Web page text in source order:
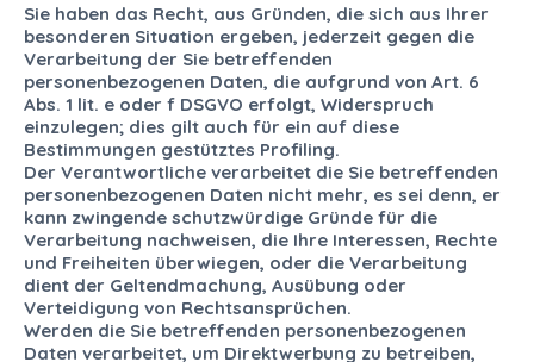
Sie haben das Recht, aus Gründen, die sich aus Ihrer
besonderen Situation ergeben, jederzeit gegen die
Verarbeitung der Sie betreffenden
personenbezogenen Daten, die aufgrund von Art. 6
Abs. 1 lit. e oder f DSGVO erfolgt, Widerspruch
einzulegen; dies gilt auch für ein auf diese
Bestimmungen gestütztes Profiling.
Der Verantwortliche verarbeitet die Sie betreffenden
personenbezogenen Daten nicht mehr, es sei denn, er
kann zwingende schutzwürdige Gründe für die
Verarbeitung nachweisen, die Ihre Interessen, Rechte
und Freiheiten überwiegen, oder die Verarbeitung
dient der Geltendmachung, Ausübung oder
Verteidigung von Rechtsansprüchen.
Werden die Sie betreffenden personenbezogenen
Daten verarbeitet, um Direktwerbung zu betreiben,